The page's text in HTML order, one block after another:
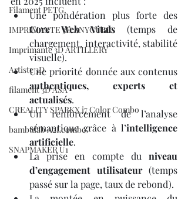
Filament PETG,
IMPRIMANTE 3D ANYCUBIC
Imprimante 3D ARTILLERY
Artiste 3D
filament 3D ASA
CREALITY SPARKX i7 Color Combo
bambulab A2Lcombo
SNAPMAKER U1
Core Web Vitals (temps de
chargement, interactivité, stabilité
visuelle).
authentiques, experts et
actualisés.
Un renforcement de l’analyse
sémantique grâce à l’intelligence
artificielle.
La prise en compte du niveau
d’engagement utilisateur (temps
passé sur la page, taux de rebond).